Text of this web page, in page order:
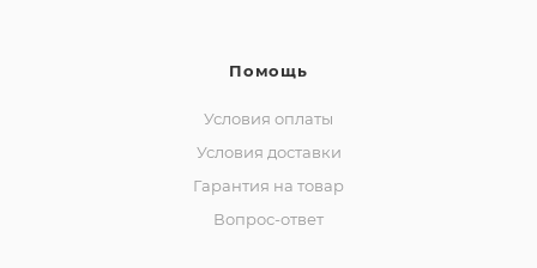
Помощь
Условия оплаты
Условия доставки
Гарантия на товар
Вопрос-ответ